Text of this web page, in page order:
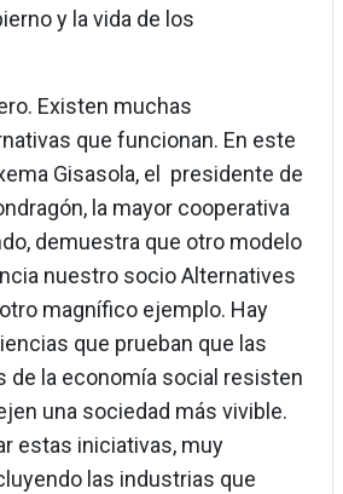
y la vida de los
Existen muchas
que funcionan. En este
Gisasola, el presidente de
la mayor cooperativa
demuestra que otro modelo
nuestro socio Alternatives
magnífico ejemplo. Hay
que prueban que las
de la economía social resisten
una sociedad más vivible.
estas iniciativas, muy
las industrias que